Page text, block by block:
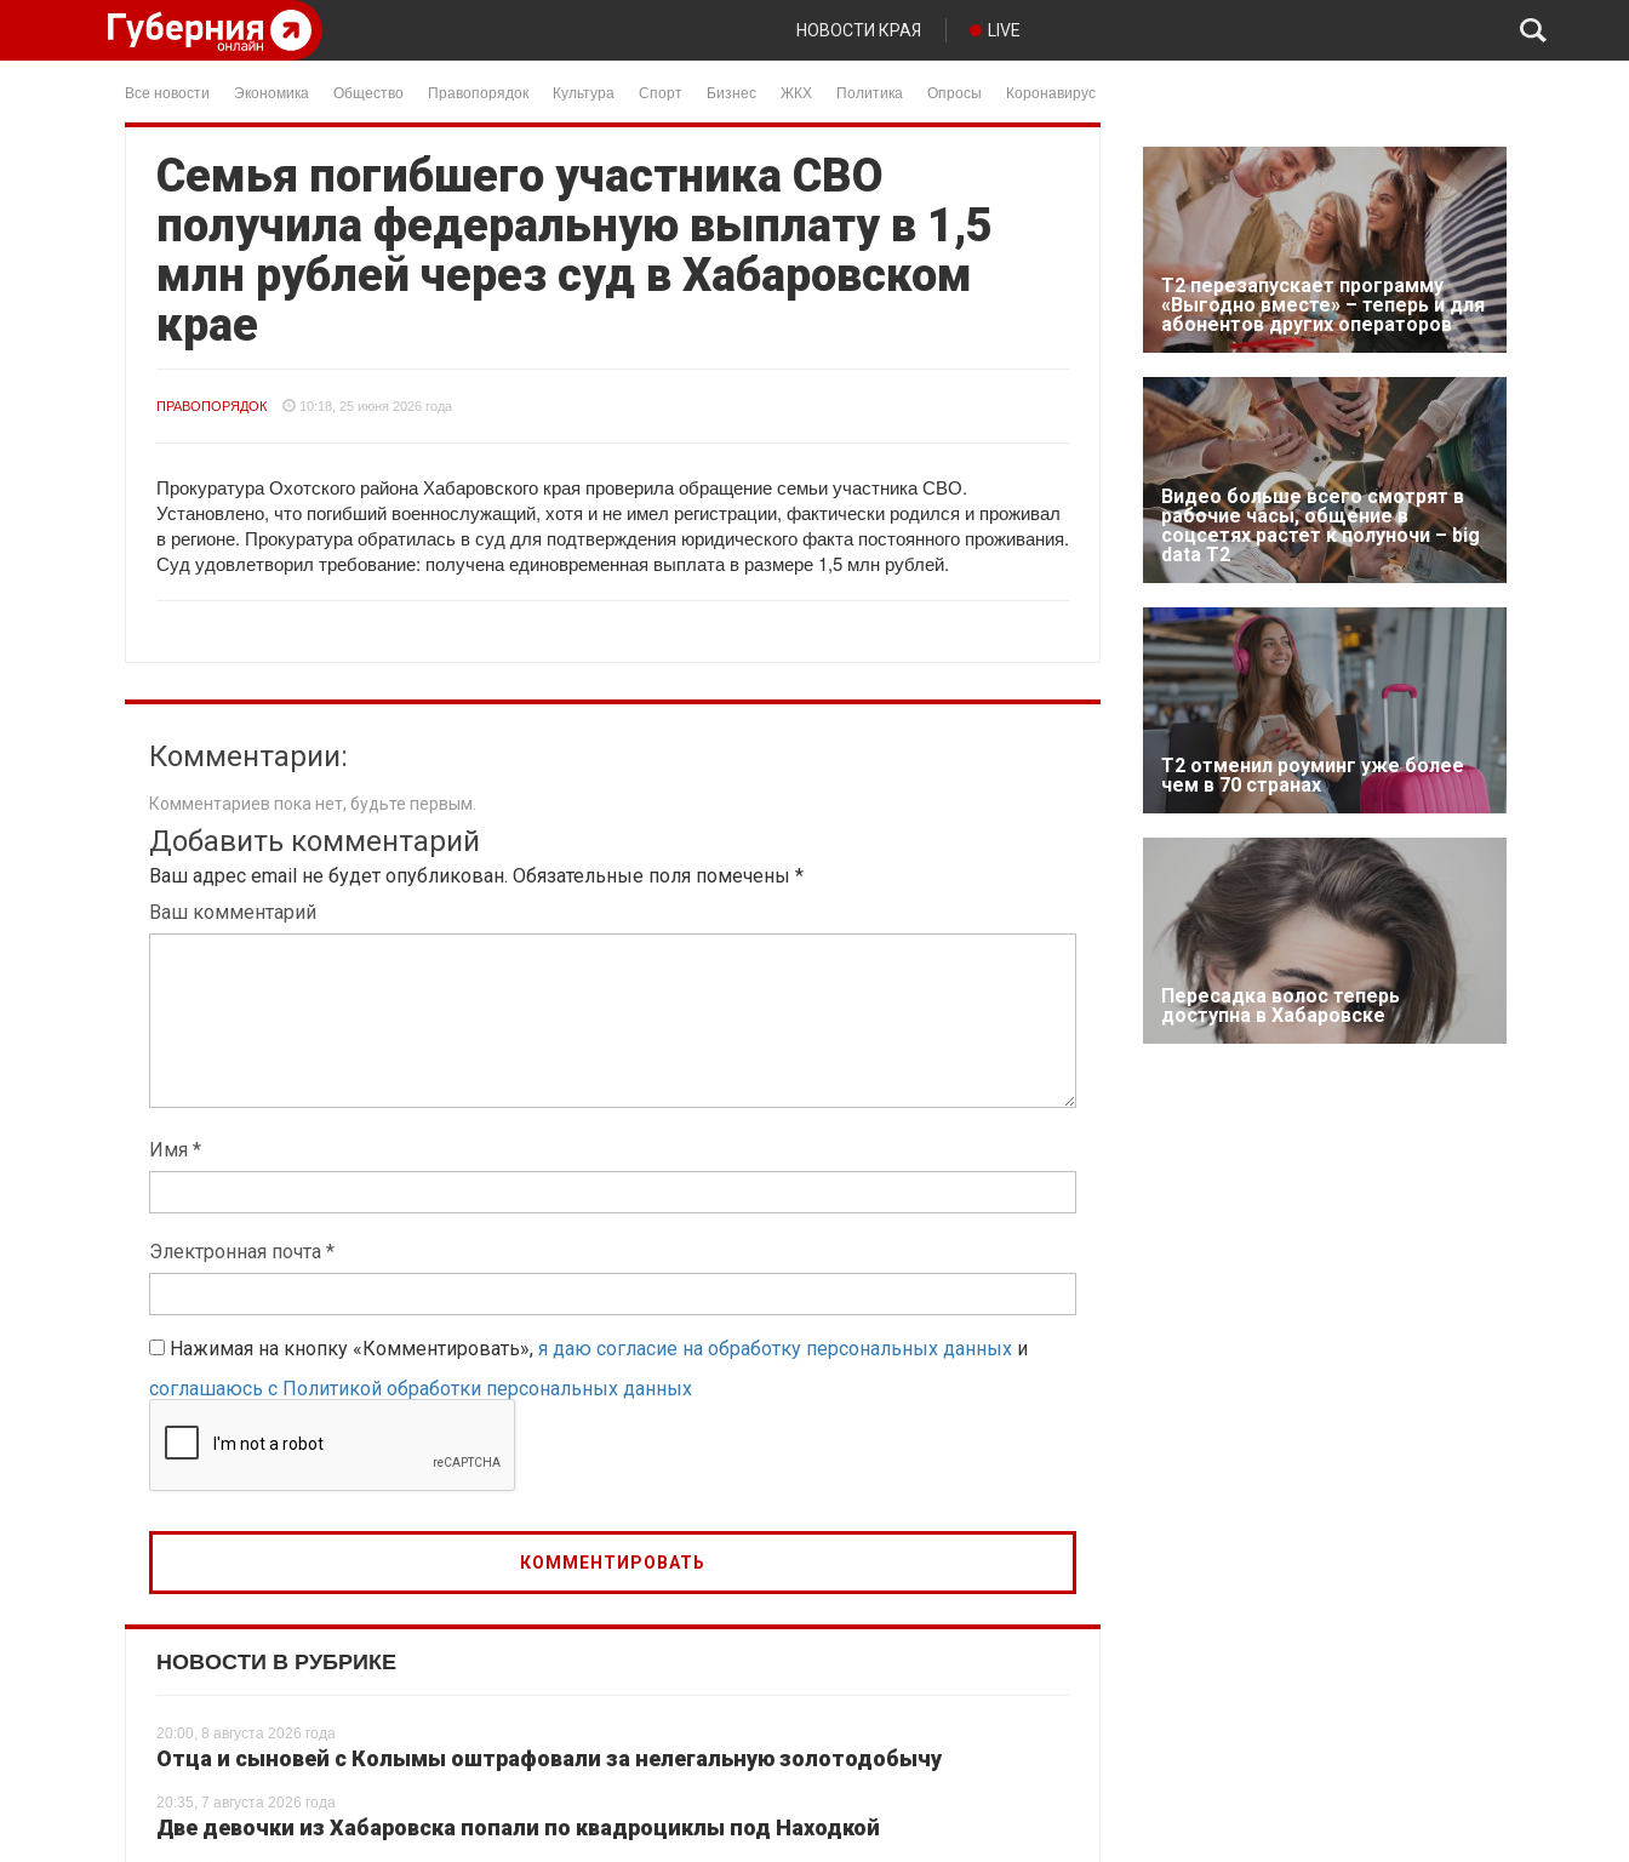
НОВОСТИ КРАЯ LIVE
Все новости Экономика Общество Правопорядок Культура Спорт Бизнес ЖКХ Политика Опросы Коронавирус
Семья погибшего участника СВО
получила федеральную выплату в 1,5
млн рублей через суд в Хабаровском
крае
ПРАВОПОРЯДОК 10:18, 25 июня 2026 года
Прокуратура Охотского района Хабаровского края проверила обращение семьи участника СВО.
Установлено, что погибший военнослужащий, хотя и не имел регистрации, фактически родился и проживал
в регионе. Прокуратура обратилась в суд для подтверждения юридического факта постоянного проживания.
Суд удовлетворил требование: получена единовременная выплата в размере 1,5 млн рублей.
Комментарии:
Комментариев пока нет, будьте первым.
Добавить комментарий
Ваш адрес email не будет опубликован. Обязательные поля помечены *
Ваш комментарий
Имя *
Электронная почта *
Нажимая на кнопку «Комментировать», я даю согласие на обработку персональных данных и
соглашаюсь с Политикой обработки персональных данных
НОВОСТИ В РУБРИКЕ
20:00, 8 августа 2026 года
Отца и сыновей с Колымы оштрафовали за нелегальную золотодобычу
20:35, 7 августа 2026 года
Две девочки из Хабаровска попали по квадроциклы под Находкой
Т2 перезапускает программу
«Выгодно вместе» – теперь и для
абонентов других операторов
Видео больше всего смотрят в
рабочие часы, общение в
соцсетях растет к полуночи – big
data T2
Т2 отменил роуминг уже более
чем в 70 странах
Пересадка волос теперь
доступна в Хабаровске